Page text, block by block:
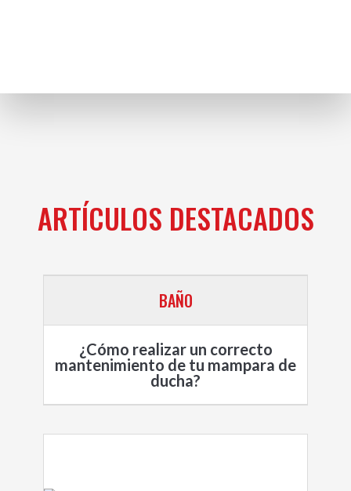
ARTÍCULOS DESTACADOS
BAÑO
¿Cómo realizar un correcto
mantenimiento de tu mampara de
ducha?